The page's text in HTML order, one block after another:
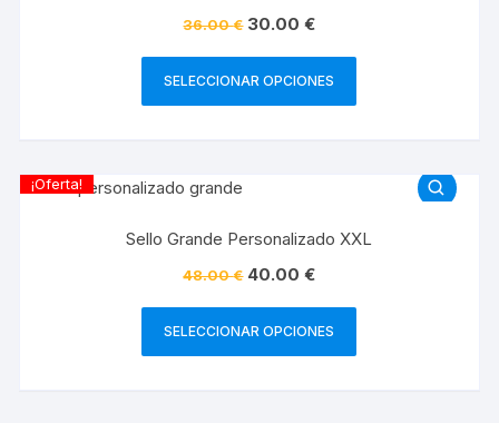
36.00€ 30.00€
SELECCIONAR OPCIONES
¡Oferta!
Sello Grande Personalizado XXL
48.00€ 40.00€
SELECCIONAR OPCIONES